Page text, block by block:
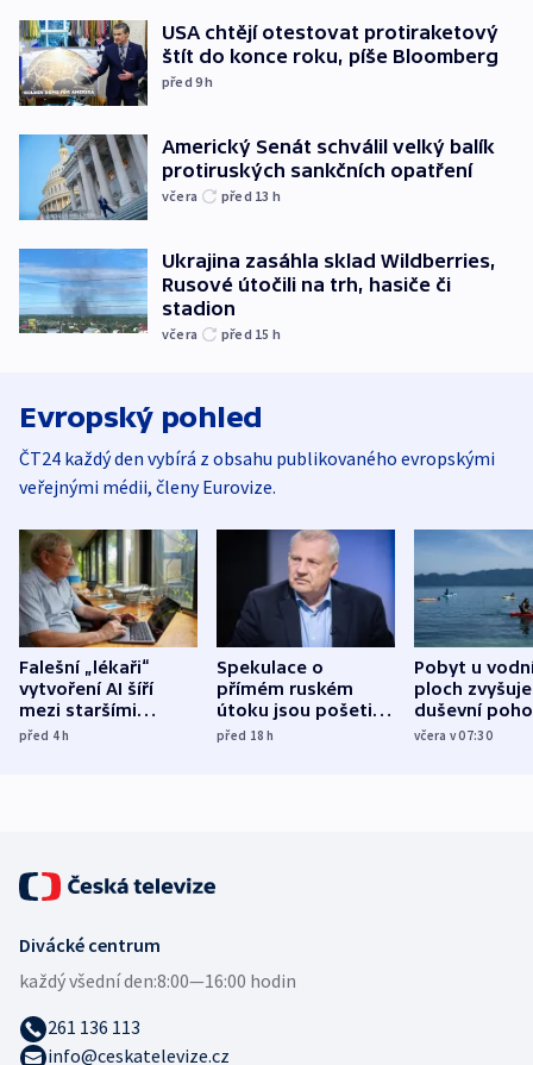
USA chtějí otestovat protiraketový
štít do konce roku, píše Bloomberg
před 9h
Americký Senát schválil velký balík
protiruských sankčních opatření
včera před 13 h
Ukrajina zasáhla sklad Wildberries,
Rusové útočili na trh, hasiče či
stadion
včera před 15 h
Evropský pohled
ČT24 každý den vybírá z obsahu publikovaného evropskými
veřejnými médii, členy Eurovize.
Falešní „lékaři“
vytvoření AI šíří
mezi staršími
Poláky nebezpečné
před 4h
Spekulace o
přímém ruském
útoku jsou pošetilé,
míní estonský
před 18h
Pobyt u
ploch zvyšuje
duševní
ukázala
včera v 07:30
Divácké centrum
každý všední den:8:00—16:00 hodin
261 136 113
info@ceskatelevize.cz